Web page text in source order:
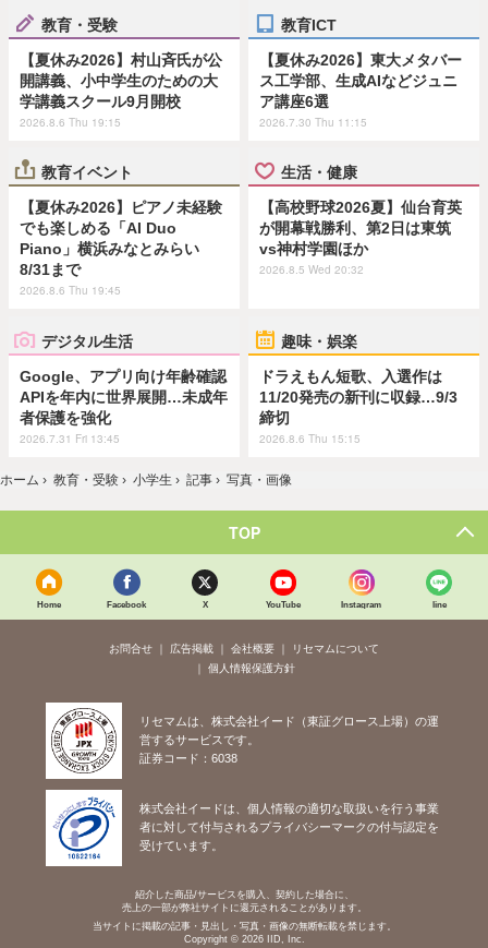
教育・受験
【夏休み2026】村山斉氏が公
開講義、小中学生のための大
学講義スクール9月開校
2026.8.6 Thu 19:15
教育ICT
【夏休み2026】東大メタバー
ス工学部、生成AIなどジュニ
ア講座6選
2026.7.30 Thu 11:15
教育イベント
【夏休み2026】ピアノ未経験
でも楽しめる「AI Duo
Piano」横浜みなとみらい
8/31まで
2026.8.6 Thu 19:45
生活・健康
【高校野球2026夏】仙台育英
が開幕戦勝利、第2日は東筑
vs神村学園ほか
2026.8.5 Wed 20:32
デジタル生活
Google、アプリ向け年齢確認
APIを年内に世界展開…未成年
者保護を強化
2026.7.31 Fri 13:45
趣味・娯楽
ドラえもん短歌、入選作は
11/20発売の新刊に収録…9/3
締切
2026.8.6 Thu 15:15
ホーム › 教育・受験 › 小学生 › 記事 › 写真・画像
TOP
Home Facebook X YouTube Instagram line
お問合せ 広告掲載 会社概要
リセマムについて
個人情報保護方針
リセマムは、株式会社イード（東証グロース上場）の運
営するサービスです。
証券コード：6038
株式会社イードは、個人情報の適切な取扱いを行う事業
者に対して付与されるプライバシーマークの付与認定を
受けています。
紹介した商品/サービスを購入、契約した場合に、
売上の一部が弊社サイトに還元されることがあります。
当サイトに掲載の記事・見出し・写真・画像の無断転載を禁じます。
Copyright © 2026 IID, Inc.